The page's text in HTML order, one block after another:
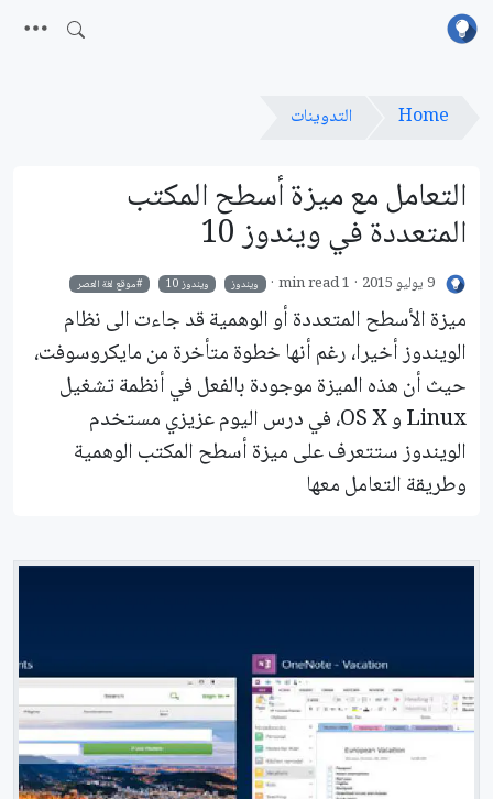
Home التدوينات
التعامل مع ميزة أسطح المكتب
المتعددة في ويندوز 10
9 يوليو 2015 1 min read ويندوز ويندوز 10 موقع لغة العصر
ميزة الأسطح المتعددة أو الوهمية قد جاءت الى نظام
الويندوز أخيرا، رغم أنها خطوة متأخرة من مايكروسوفت،
حيث أن هذه الميزة موجودة بالفعل في أنظمة تشغيل
Linux و OS X، في درس اليوم عزيزي مستخدم
الويندوز ستتعرف على ميزة أسطح المكتب الوهمية
وطريقة التعامل معها